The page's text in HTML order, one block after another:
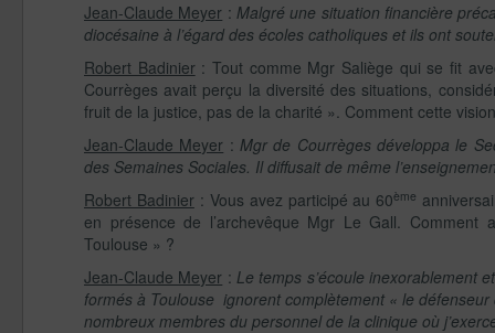
Jean-Claude Meyer :Malgré une situation financière
diocésaine à l’égard des écoles catholiques et ils ont
Robert Badinier: Tout comme Mgr Saliège qui se fit
Courrèges avait perçu la diversité des situations,
fruit de la justice, pas de la charité ». Comment cette
Jean-Claude Meyer : Mgr de Courrèges développa le
des Semaines Sociales. Il diffusait de même
Robert Badinier: Vous avez participé au 60ème
en présence de l’archevêque Mgr Le Gall.
Toulouse » ?
Jean-Claude Meyer :Le temps s’écoule inexorablement
formés à Toulouse ignorent complètement « le
nombreux membres du personnel de la clinique où